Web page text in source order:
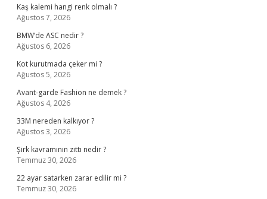
Kaş kalemi hangi renk olmalı ?
Ağustos 7, 2026
BMW’de ASC nedir ?
Ağustos 6, 2026
Kot kurutmada çeker mi ?
Ağustos 5, 2026
Avant-garde Fashion ne demek ?
Ağustos 4, 2026
33M nereden kalkıyor ?
Ağustos 3, 2026
Şirk kavramının zıttı nedir ?
Temmuz 30, 2026
22 ayar satarken zarar edilir mi ?
Temmuz 30, 2026